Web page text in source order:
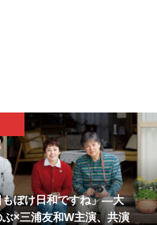
もぼけ日和ですね」―大
×三浦友和W主演、共演